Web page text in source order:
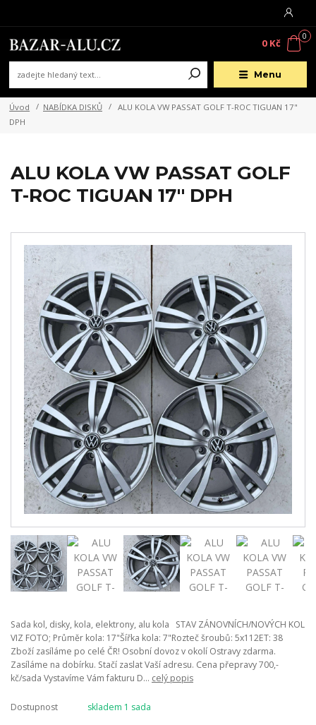
Menu
0
0 Kč
Úvod NABÍDKA DISKŮ
ALU KOLA VW PASSAT GOLF T-ROC TIGUAN 17"
DPH
ALU KOLA VW PASSAT GOLF
T-ROC TIGUAN 17" DPH
Sada kol, disky, kola, elektrony, alu kola STAV ZÁNOVNÍCH/NOVÝCH KOL
VIZ FOTO; Průměr kola: 17"Šířka kola: 7"Rozteč šroubů: 5x112ET: 38
Zboží zasíláme po celé ČR! Osobní dovoz v okolí Ostravy zdarma.
Zasíláme na dobírku. Stačí zaslat Vaší adresu. Cena přepravy 700,-
kč/sada Vystavíme Vám fakturu D... celý popis
Dostupnost skladem 1 sada